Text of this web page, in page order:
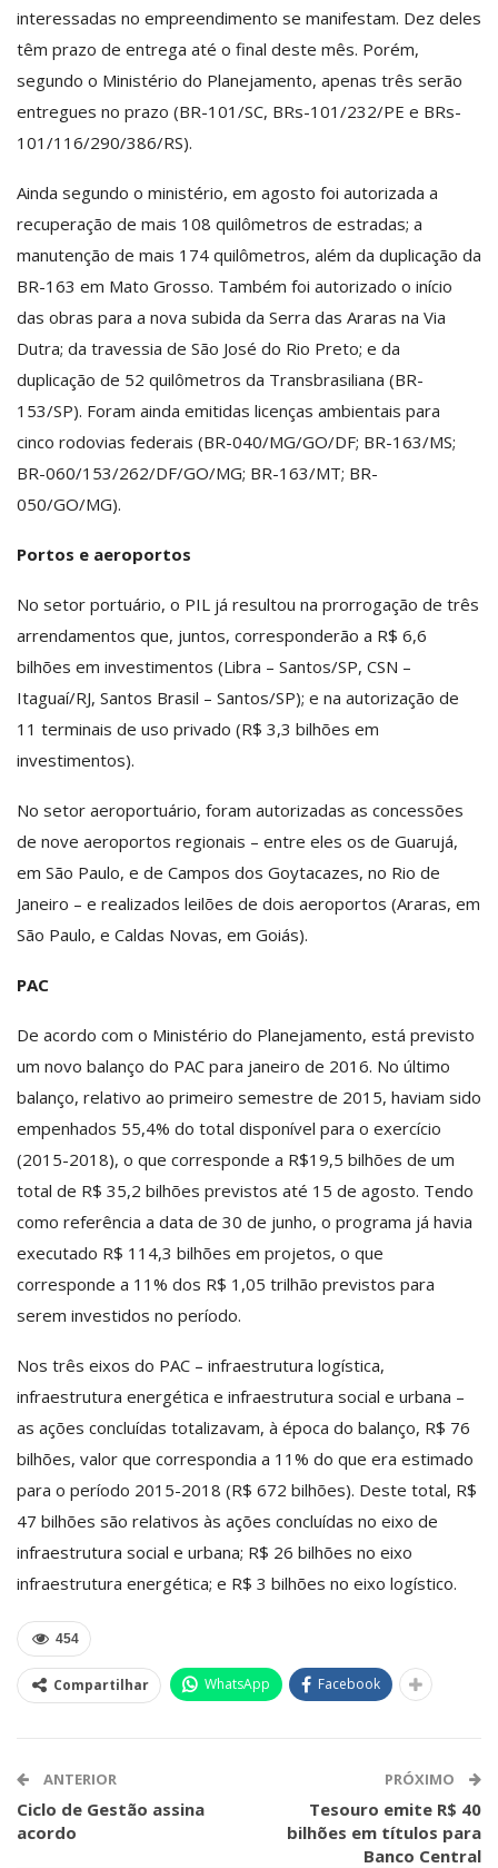
interessadas no empreendimento se manifestam. Dez deles
têm prazo de entrega até o final deste mês. Porém,
segundo o Ministério do Planejamento, apenas três serão
entregues no prazo (BR-101/SC, BRs-101/232/PE e BRs-
101/116/290/386/RS).
Ainda segundo o ministério, em agosto foi autorizada a
recuperação de mais 108 quilômetros de estradas; a
manutenção de mais 174 quilômetros, além da duplicação da
BR-163 em Mato Grosso. Também foi autorizado o início
das obras para a nova subida da Serra das Araras na Via
Dutra; da travessia de São José do Rio Preto; e da
duplicação de 52 quilômetros da Transbrasiliana (BR-
153/SP). Foram ainda emitidas licenças ambientais para
cinco rodovias federais (BR-040/MG/GO/DF; BR-163/MS;
BR-060/153/262/DF/GO/MG; BR-163/MT; BR-
050/GO/MG).
Portos e aeroportos
No setor portuário, o PIL já resultou na prorrogação de três
arrendamentos que, juntos, corresponderão a R$ 6,6
bilhões em investimentos (Libra – Santos/SP, CSN –
Itaguaí/RJ, Santos Brasil – Santos/SP); e na autorização de
11 terminais de uso privado (R$ 3,3 bilhões em
investimentos).
No setor aeroportuário, foram autorizadas as concessões
de nove aeroportos regionais – entre eles os de Guarujá,
em São Paulo, e de Campos dos Goytacazes, no Rio de
Janeiro – e realizados leilões de dois aeroportos (Araras, em
São Paulo, e Caldas Novas, em Goiás).
PAC
De acordo com o Ministério do Planejamento, está previsto
um novo balanço do PAC para janeiro de 2016. No último
balanço, relativo ao primeiro semestre de 2015, haviam sido
empenhados 55,4% do total disponível para o exercício
(2015-2018), o que corresponde a R$19,5 bilhões de um
total de R$ 35,2 bilhões previstos até 15 de agosto. Tendo
como referência a data de 30 de junho, o programa já havia
executado R$ 114,3 bilhões em projetos, o que
corresponde a 11% dos R$ 1,05 trilhão previstos para
serem investidos no período.
Nos três eixos do PAC – infraestrutura logística,
infraestrutura energética e infraestrutura social e urbana –
as ações concluídas totalizavam, à época do balanço, R$ 76
bilhões, valor que correspondia a 11% do que era estimado
para o período 2015-2018 (R$ 672 bilhões). Deste total, R$
47 bilhões são relativos às ações concluídas no eixo de
infraestrutura social e urbana; R$ 26 bilhões no eixo
infraestrutura energética; e R$ 3 bilhões no eixo logístico.
454
Compartilhar WhatsApp Facebook
ANTERIOR
Ciclo de Gestão assina
acordo
PRÓXIMO
Tesouro emite R$ 40
bilhões em títulos para
Banco Central